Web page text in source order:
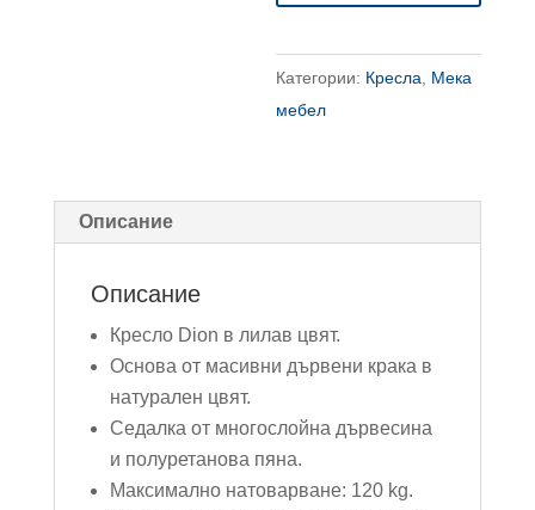
опция
за
дамаска
Категории: Кресла
Мека
мебел
Описание
Описание
Кресло Dion в лилав цвят.
Основа от масивни дървени крака в
натурален цвят.
Седалка от многослойна дървесина
и полуретанова пяна.
Максимално натоварване: 120 kg.